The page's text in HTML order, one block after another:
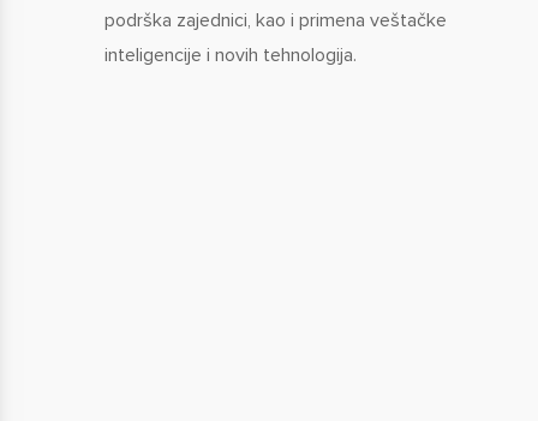
podrška zajednici, kao i primena veštačke
inteligencije i novih tehnologija.